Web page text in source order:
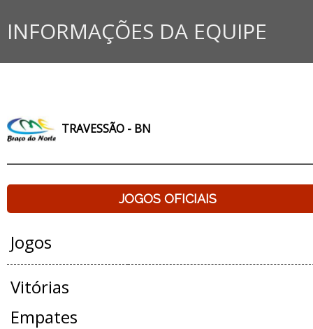
INFORMAÇÕES DA EQUIPE
TRAVESSÃO - BN
JOGOS OFICIAIS
Jogos
Vitórias
Empates